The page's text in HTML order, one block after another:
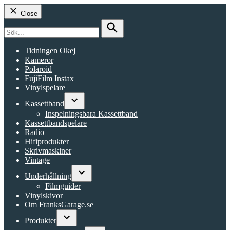
Close
for:
Search
Tidningen Okej
Kameror
Polaroid
FujiFilm Instax
Vinylspelare
Kassettband
Open
dropdown
menu
Inspelningsbara Kassettband
Kassettbandspelare
Radio
Hifiprodukter
Skrivmaskiner
Vintage
Underhållning
Open
Filmguider
Vinylskivor
Om FranksGarage.se
Produkter
Open